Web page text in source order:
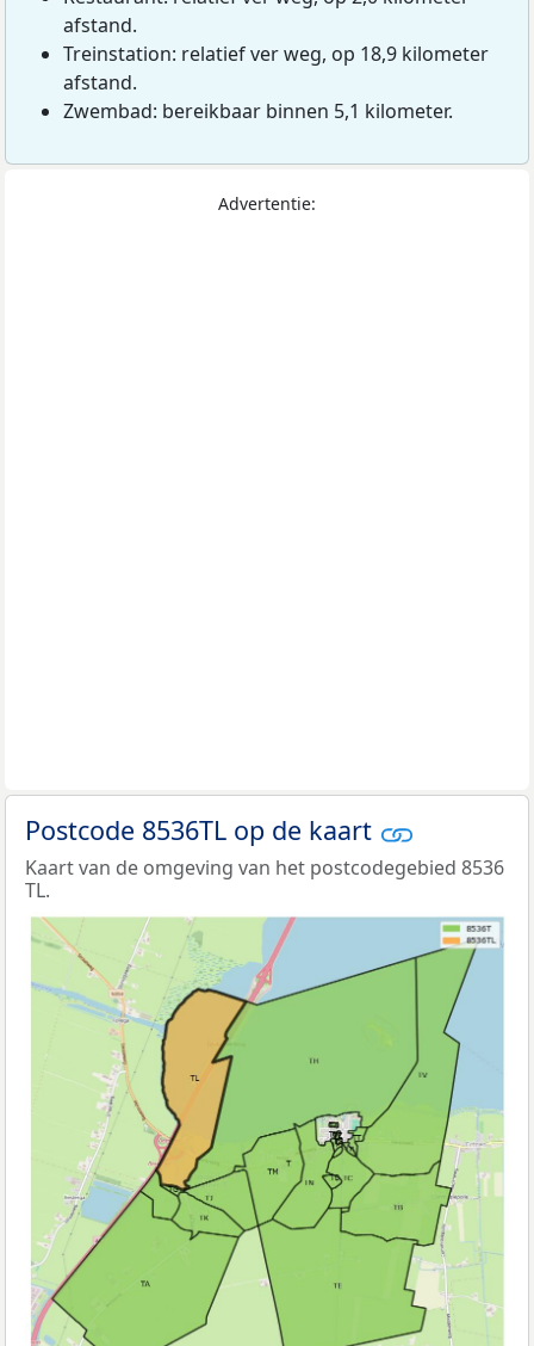
afstand.
Treinstation: relatief ver weg, op 18,9 kilometer
afstand.
Zwembad: bereikbaar binnen 5,1 kilometer.
Advertentie:
Postcode 8536TL op de kaart
Kaart van de omgeving van het postcodegebied 8536
TL.